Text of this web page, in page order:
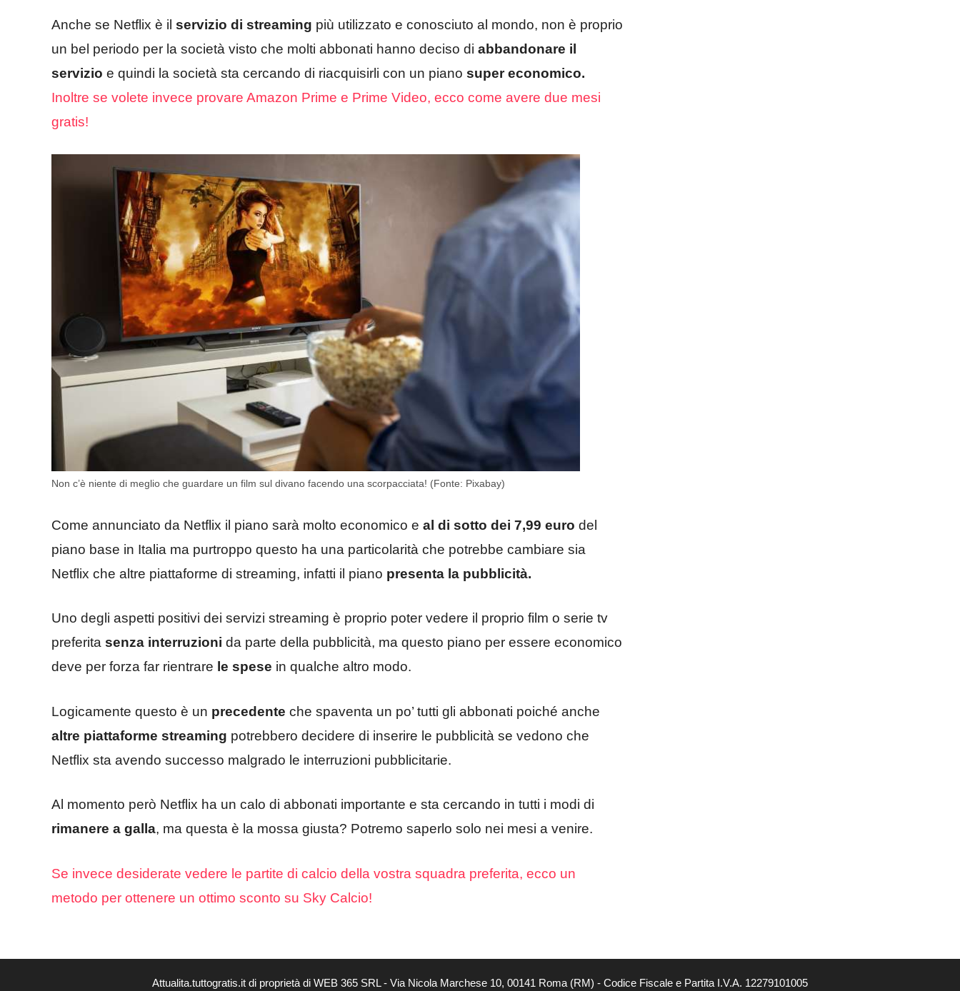
Anche se Netflix è il servizio di streaming più utilizzato e conosciuto al mondo, non è proprio
un bel periodo per la società visto che molti abbonati hanno deciso di abbandonare il
servizio e quindi la società sta cercando di riacquisirli con un piano super economico.
Inoltre se volete invece provare Amazon Prime e Prime Video, ecco come avere due mesi
gratis!
Non c’è niente di meglio che guardare un film sul divano facendo una scorpacciata! (Fonte: Pixabay)
Come annunciato da Netflix il piano sarà molto economico e al di sotto dei 7,99 euro del
piano base in Italia ma purtroppo questo ha una particolarità che potrebbe cambiare sia
Netflix che altre piattaforme di streaming, infatti il piano presenta la pubblicità.
Uno degli aspetti positivi dei servizi streaming è proprio poter vedere il proprio film o serie tv
preferita senza interruzioni da parte della pubblicità, ma questo piano per essere economico
deve per forza far rientrare le spese in qualche altro modo.
Logicamente questo è un precedente che spaventa un po’ tutti gli abbonati poiché anche
altre piattaforme streaming potrebbero decidere di inserire le pubblicità se vedono che
Netflix sta avendo successo malgrado le interruzioni pubblicitarie.
Al momento però Netflix ha un calo di abbonati importante e sta cercando in tutti i modi di
rimanere a galla, ma questa è la mossa giusta? Potremo saperlo solo nei mesi a venire.
Se invece desiderate vedere le partite di calcio della vostra squadra preferita, ecco un
metodo per ottenere un ottimo sconto su Sky Calcio!
Attualita.tuttogratis.it di proprietà di WEB 365 SRL - Via Nicola Marchese 10, 00141 Roma (RM) - Codice Fiscale e Partita I.V.A. 12279101005